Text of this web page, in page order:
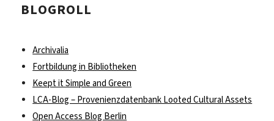
BLOGROLL
Archivalia
Fortbildung in Bibliotheken
Keept it Simple and Green
LCA-Blog – Provenienzdatenbank Looted Cultural Assets
Open Access Blog Berlin